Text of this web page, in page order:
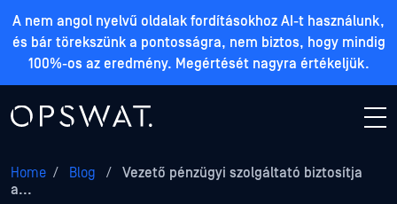
A nem angol nyelvű oldalak fordításokhoz AI-t használunk,
és bár törekszünk a pontosságra, nem biztos, hogy mindig
100%-os az eredmény. Megértését nagyra értékeljük.
Home / Blog /
Vezető pénzügyi szolgáltató biztosítja
a...